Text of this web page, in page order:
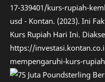
17-339401/kurs-rupiah-
usd - Kontan. (2023). Ini
Kurs Rupiah Hari Ini.
https://
mempengaruhi-kurs-